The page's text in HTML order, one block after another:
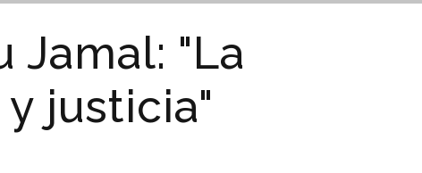
Jamal: "La
justicia"